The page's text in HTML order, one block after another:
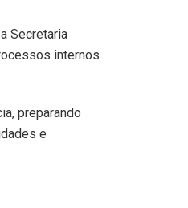
Secretaria
internos
preparando
e